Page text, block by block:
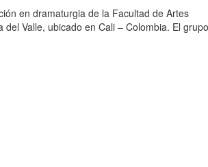
en dramaturgia de la Facultad de Artes
Valle, ubicado en Cali – Colombia. El grupo